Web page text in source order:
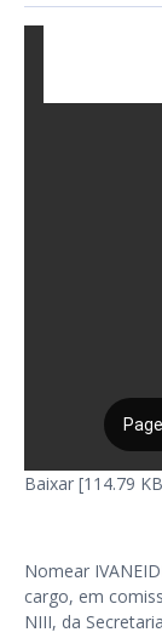
Baixar [114.79
Nomear
cargo, em
NIII, da